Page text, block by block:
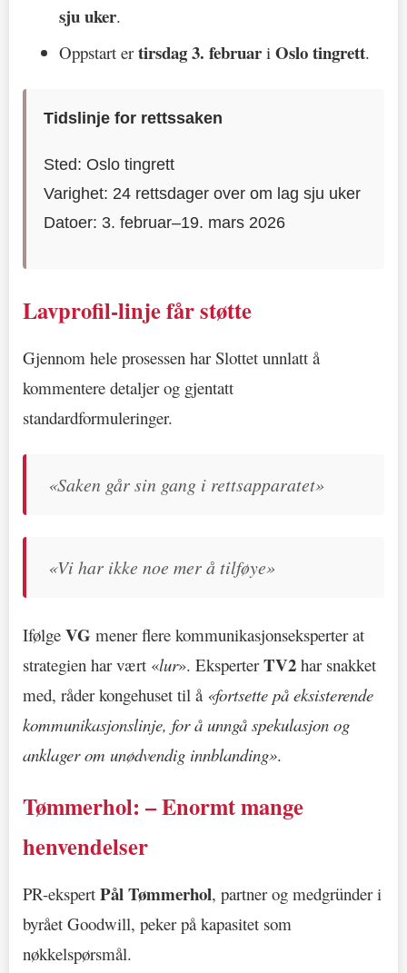
sju uker.
Oppstart ertirsdag 3. februar i Oslo tingrett.
Tidslinje for rettssaken
Sted: Oslo tingrett
Varighet: 24 rettsdager over om lag sju uker
Datoer: 3. februar–19. mars 2026
Lavprofil-linje får støtte
Gjennom hele prosessen har Slottet unnlatt å
kommentere detaljer og gjentatt
standardformuleringer.
«Saken går sin gang i rettsapparatet»
«Vi har ikke noe mer å tilføye»
Ifølge VG mener flere kommunikasjonseksperter at
strategien har vært «lur». EksperterTV2 har snakket
med, råder kongehuset til å «fortsette på eksisterende
kommunikasjonslinje, for å unngå spekulasjon og
anklager om unødvendig innblanding».
Tømmerhol: – Enormt mange
henvendelser
PR-ekspert Pål Tømmerhol, partner og medgründer i
byrået Goodwill, peker på kapasitet som
nøkkelspørsmål.